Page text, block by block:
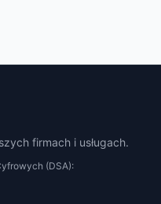
firmach i usługach.
(DSA):